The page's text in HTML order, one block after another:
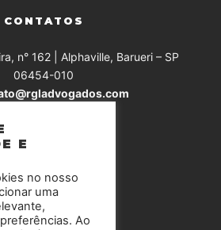
CONTATOS
n° 162 | Alphaville, Barueri – SP
06454-010
SIGA-NOS
E
no nosso
uma
Ao